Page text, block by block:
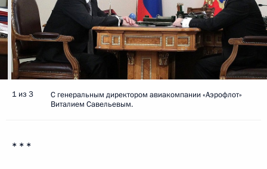
1 из 3
С генеральным директором авиакомпании «Аэрофлот»
Виталием Савельевым.
* * *